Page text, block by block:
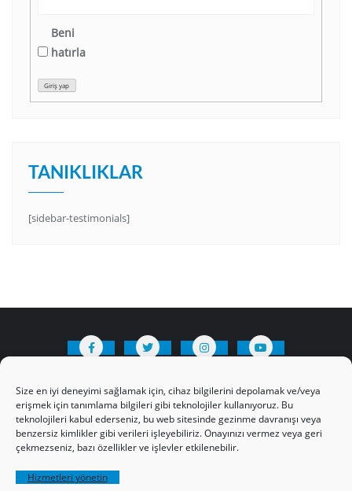
Size en iyi deneyimi sağlamak için, cihaz bilgilerini depolamak ve/veya
erişmek için tanımlama bilgileri gibi teknolojiler kullanıyoruz. Bu
teknolojileri kabul ederseniz, bu web sitesinde gezinme davranışı veya
benzersiz kimlikler gibi verileri işleyebiliriz. Onayınızı vermez veya geri
çekmezseniz, bazı özellikler ve işlevler etkilenebilir.
Hizmetleri yönetin
Beni
hatırla
Giriş yap
TANIKLIKLAR
[sidebar-testimonials]
Gizlilik Politikamız
İncil’den Dersler
Makaleler
Online Kutsal Kitap
Video Öğrencilik Dersleri
Ahuva Hizmetleri YouTube Sayfası